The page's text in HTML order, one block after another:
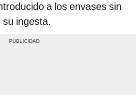
a los envases sin
ingesta.